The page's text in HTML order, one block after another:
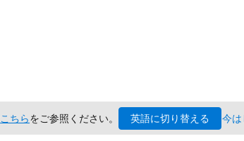
こちらをご参照ください。 英語に切り替える 今は